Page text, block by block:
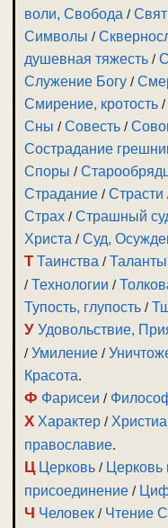
воли, Свобода /
Символы /
душевная тяжесть /
Служение Богу /
Смирение, кротость
Сны /Совесть /
Сострадание
Споры /
Страдание /Страсти
Страх /Страшный
Христа /Суд,
Т Таинства /Таланты
/Технологии /
Тупость, глупость /
У Удовольствие,
/Умиление /
Красота.
Ф Фарисеи /
Х Характер /
православие.
Ц Церковь / Церковь
присоединение /
Ч Человек / Чтение